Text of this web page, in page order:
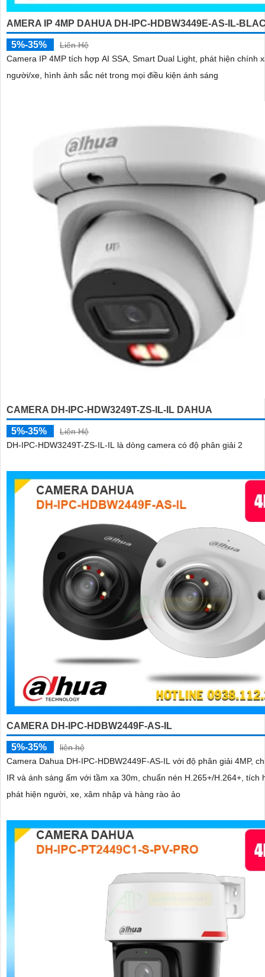
AMERA IP 4MP DAHUA DH-IPC-HDBW3449E-AS-IL-
5%-35%
Liên Hệ
Camera IP 4MP tích hợp AI SSA, Smart Dual Light, phát hiện chính
người/xe, hình ảnh sắc nét trong mọi điều kiện ánh sáng
CAMERA DH-IPC-HDW3249T-ZS-IL-IL DAHUA
5%-35%
Liên Hệ
DH-IPC-HDW3249T-ZS-IL-IL là dòng camera có độ phân giải 2
CAMERA DH-IPC-HDBW2449F-AS-IL
5%-35%
liên hệ
Camera Dahua DH-IPC-HDBW2449F-AS-IL với độ phân giải 4MP,
IR và ánh sáng ấm với tầm xa 30m, chuẩn nén H.265+/H.264+, tích
phát hiện người, xe, xâm nhập và hàng rào ảo